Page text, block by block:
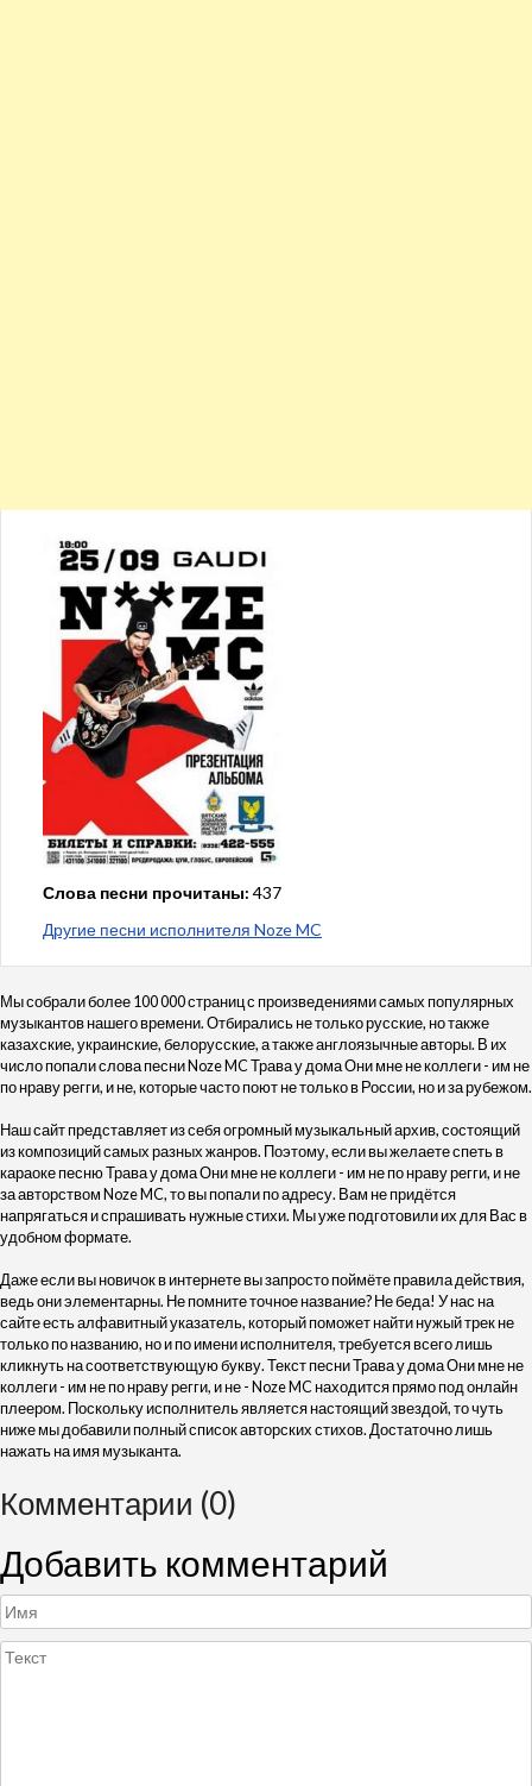
Слова песни прочитаны: 437
Другие песни исполнителя Noze MC
Мы собрали более 100 000 страниц с произведениями самых популярных
музыкантов нашего времени. Отбирались не только русские, но также
казахские, украинские, белорусские, а также англоязычные авторы. В их
число попали слова песни Noze MC Трава у дома Они мне не коллеги - им не
по нраву регги, и не, которые часто поют не только в России, но и за рубежом.
Наш сайт представляет из себя огромный музыкальный архив, состоящий
из композиций самых разных жанров. Поэтому, если вы желаете спеть в
караоке песню Трава у дома Они мне не коллеги - им не по нраву регги, и не
за авторством Noze MC, то вы попали по адресу. Вам не придётся
напрягаться и спрашивать нужные стихи. Мы уже подготовили их для Вас в
удобном формате.
Даже если вы новичок в интернете вы запросто поймёте правила действия,
ведь они элементарны. Не помните точное название? Не беда! У нас на
сайте есть алфавитный указатель, который поможет найти нужый трек не
только по названию, но и по имени исполнителя, требуется всего лишь
кликнуть на соответствующую букву. Текст песни Трава у дома Они мне не
коллеги - им не по нраву регги, и не - Noze MC находится прямо под онлайн
плеером. Поскольку исполнитель является настоящий звездой, то чуть
ниже мы добавили полный список авторских стихов. Достаточно лишь
нажать на имя музыканта.
Комментарии (0)
Добавить комментарий